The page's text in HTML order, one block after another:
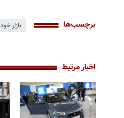
برچسب‌ها بازار
اخبار مرتبط